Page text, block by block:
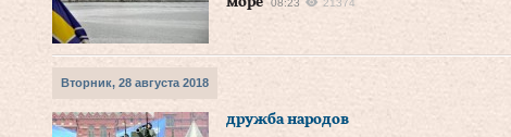
08:23 21374
Вторник, 28 августа 2018
дружба народов